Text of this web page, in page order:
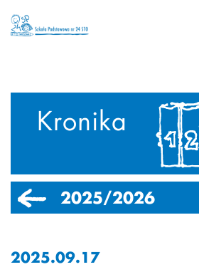
Kronika
2025/2026
2025.09.17